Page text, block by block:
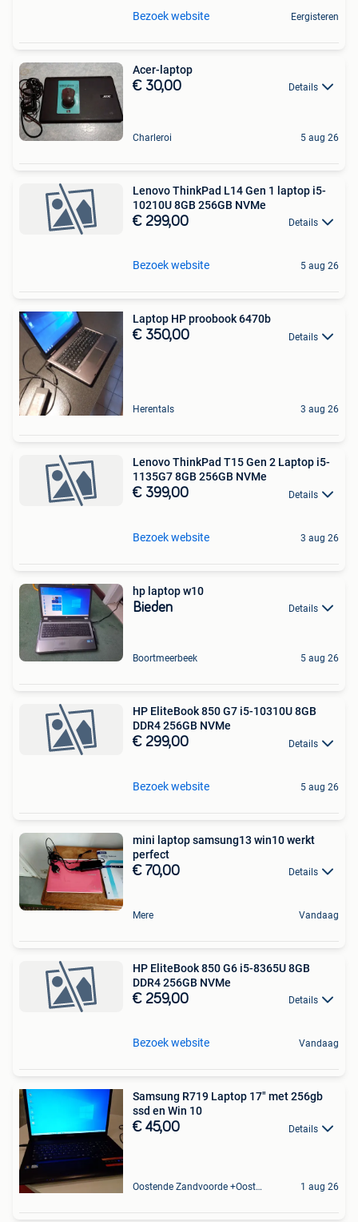
Bezoek website Eergisteren
Acer-laptop
€ 30,00 Details
Charleroi 5 aug 26
Lenovo ThinkPad L14 Gen 1 laptop i5-
10210U 8GB 256GB NVMe
€ 299,00 Details
Bezoek website 5 aug 26
Laptop HP proobook 6470b
€ 350,00 Details
Herentals 3 aug 26
Lenovo ThinkPad T15 Gen 2 Laptop i5-
1135G7 8GB 256GB NVMe
€ 399,00 Details
Bezoek website 3 aug 26
hp laptop w10
Bieden Details
Boortmeerbeek 5 aug 26
HP EliteBook 850 G7 i5-10310U 8GB
DDR4 256GB NVMe
€ 299,00 Details
Bezoek website 5 aug 26
mini laptop samsung13 win10 werkt
perfect
€ 70,00 Details
Mere Vandaag
HP EliteBook 850 G6 i5-8365U 8GB
DDR4 256GB NVMe
€ 259,00 Details
Bezoek website Vandaag
Samsung R719 Laptop 17" met 256gb
ssd en Win 10
€ 45,00 Details
Oostende Zandvoorde +Oostende 1 aug 26